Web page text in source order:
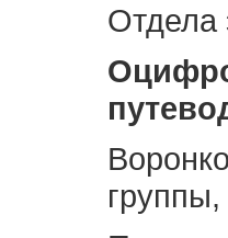
Отдела